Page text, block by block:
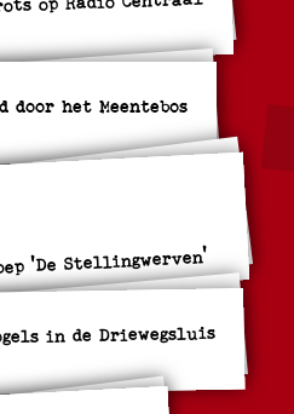
door het Meentebos
'De Stellingwerven'
in de Driewegsluis